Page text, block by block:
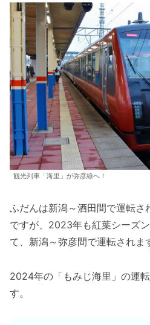
観光列車「海里」が弥彦線へ！
ふだんは新潟～酒田間で運転さ
ですが、2023年も紅葉シーズ
て、新潟～弥彦間で運転されま
2024年の「もみじ海里」の運
す。